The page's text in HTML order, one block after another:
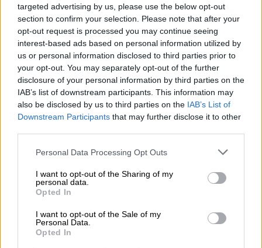
targeted advertising by us, please use the below opt-out
section to confirm your selection. Please note that after your
opt-out request is processed you may continue seeing
interest-based ads based on personal information utilized by
us or personal information disclosed to third parties prior to
your opt-out. You may separately opt-out of the further
disclosure of your personal information by third parties on the
IAB’s list of downstream participants. This information may
also be disclosed by us to third parties on the IAB’s List of
Downstream Participants that may further disclose it to other
Please note that this website/app uses one or more Google
not limited to your visit or usage behaviour. You may click to
grant or deny consent to Google and its third-party tags to
use your data for below specified purposes in below Google
consent section.
Personal Data Processing Opt Outs
I want to opt-out of the Sharing of my
personal data.
Opted In
I want to opt-out of the Sale of my
Personal Data.
Opted In
σοβαρή ανησυχία στην οικογένεια και τους
παρευρισκόμενους.
ΔΙΑΒΑΣΤΕ ΕΠΙΣΗΣ
Ελλάδα|11.04.2026 15:26
Τραγωδία στην Καβάλα: Νεκρό
3χρονο παιδί μετά από τροχαίο - ΙΧ
συγκρούστηκε με ταξί
Άμεσα ειδοποιήθηκε το
λίγα λεπτά. Ο 13χρονος μεταφέρθηκε
εσπευσμένα στο Γενικό Νοσοκομείο Σύρου,